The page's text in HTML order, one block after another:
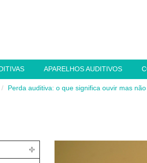
APARELHOS AUDITIVOS
Perda auditiva: o que significa ouvir mas